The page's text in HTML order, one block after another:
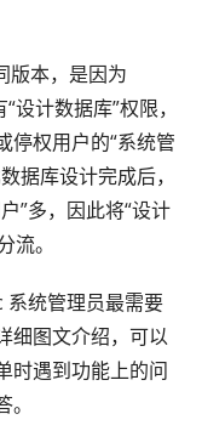
版本，是因为
计数据库”权限，
停权用户的“系统管
据库设计完成后，
”多，因此将“设计
流。
系统管理员最需要
细图文介绍，可以
时遇到功能上的问